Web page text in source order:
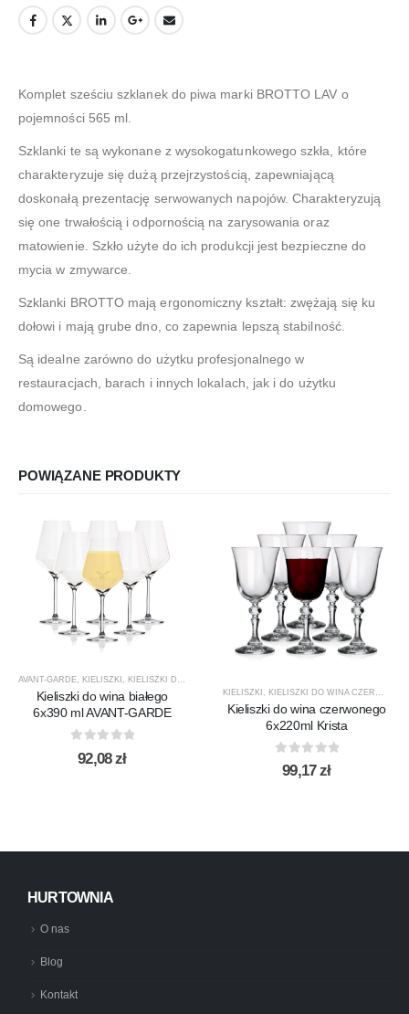
Komplet sześciu szklanek do piwa marki BROTTO LAV o
pojemności 565 ml.
Szklanki te są wykonane z wysokogatunkowego szkła, które
charakteryzuje się dużą przejrzystością, zapewniającą
doskonałą prezentację serwowanych napojów. Charakteryzują
się one trwałością i odpornością na zarysowania oraz
matowienie. Szkło użyte do ich produkcji jest bezpieczne do
mycia w zmywarce.
Szklanki BROTTO mają ergonomiczny kształt: zwężają się ku
dołowi i mają grube dno, co zapewnia lepszą stabilność.
Są idealne zarówno do użytku profesjonalnego w
restauracjach, barach i innych lokalach, jak i do użytku
domowego.
POWIĄZANE PRODUKTY
AVANT-GARDE, KIELISZKI , KIELISZKI DO WINA BIAŁEGO
Kieliszki do wina białego
6x390 ml AVANT-GARDE
out of 5
92,08zł
KIELISZKI KIELISZKI DO WINA CZERWONEGO
Kieliszki do wina czerwonego
6x220ml Krista
out of 5
99,17zł
HURTOWNIA
O nas
Blog
Kontakt